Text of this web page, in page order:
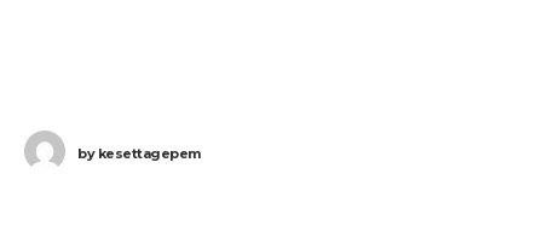
bykesettagepem